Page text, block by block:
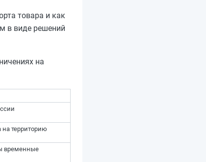
товара и как
в виде решений
на
территорию
временные